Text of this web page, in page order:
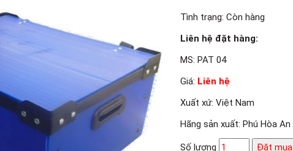
Tình trạng: Còn hàng
Liên hệ đặt hàng:
MS: PAT 04
Giá: Liên hệ
Xuất xứ: Việt Nam
Hãng sản xuất: Phú Hòa An
Số lượng Đặt mua